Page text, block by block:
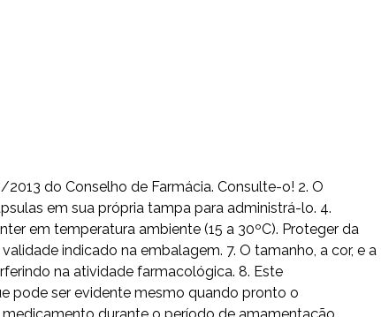
do Conselho de Farmácia. Consulte-o! 2. O
em sua própria tampa para administrá-lo. 4.
em temperatura ambiente (15 a 30ºC). Proteger da
indicado na embalagem. 7. O tamanho, a cor, e a
na atividade farmacológica. 8. Este
pode ser evidente mesmo quando pronto o